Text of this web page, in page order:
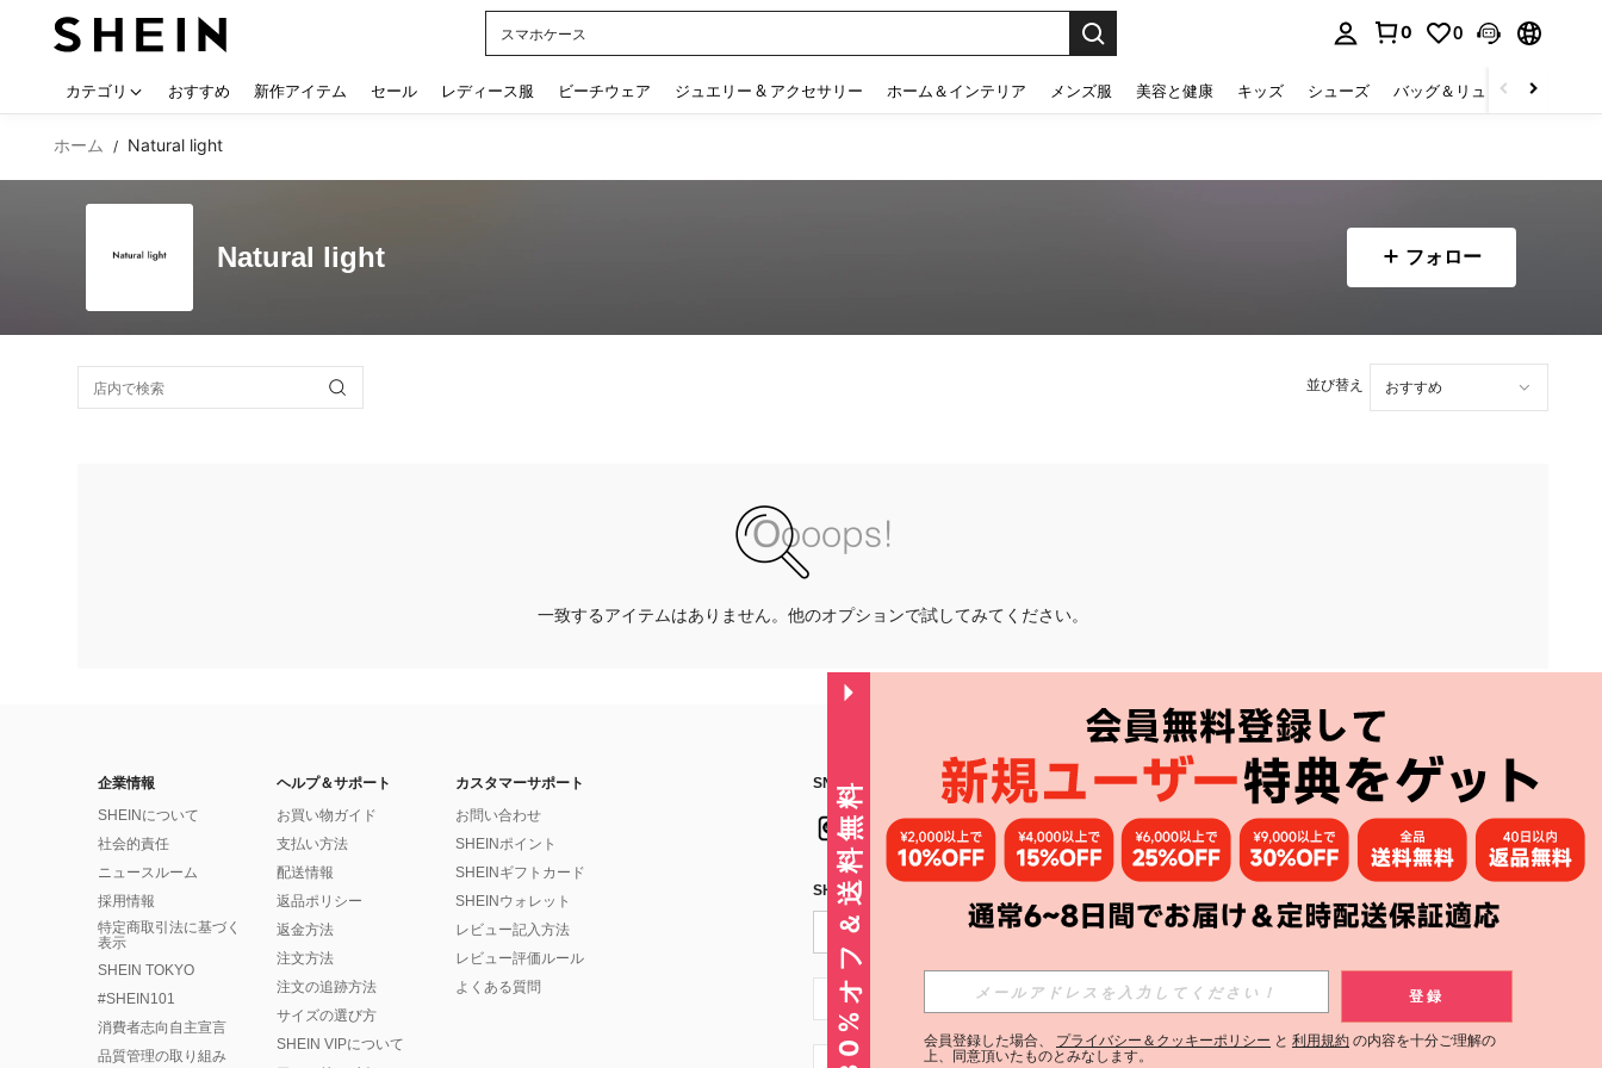
スマホケース
0 0
カテゴリ おすすめ 新作アイテム セール レディース服 ビーチウェア ジュエリー & アクセサリー ホーム＆インテリア メンズ服 美容と健康 キッズ シューズ バッグ＆リュック
ホーム / Natural light
Natural light フォロー
並び替え
一致するアイテムはありません。他のオプションで試してみてください。
企業情報
SHEINについて
社会的責任
ニュースルーム
採用情報
特定商取引法に基づく
表示
SHEIN TOKYO
#SHEIN101
消費者志向自主宣言
品質管理の取り組み
ヘルプ＆サポート
お買い物ガイド
支払い方法
配送情報
返品ポリシー
返金方法
注文方法
注文の追跡方法
サイズの選び方
SHEIN VIPについて
カスタマーサポート
お問い合わせ
SHEINポイント
SHEINギフトカード
SHEINウォレット
レビュー記入方法
レビュー評価ルール
よくある質問
SNSフォローはこちら： アプリ
SHEIN STYLE NEWSを購読する
購読
JP + 81 登録する
30%オフ＆送料無料 登録
会員登録した場合、 プライバシー＆クッキーポリシー と 利用規約 の内容を十分ご理解の
上、同意頂いたものとみなします。